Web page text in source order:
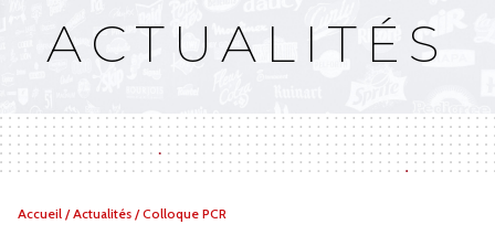
Campagnes multimarques
ACTUALITÉS
Vous
Accueil /Actualités /Colloque PCR